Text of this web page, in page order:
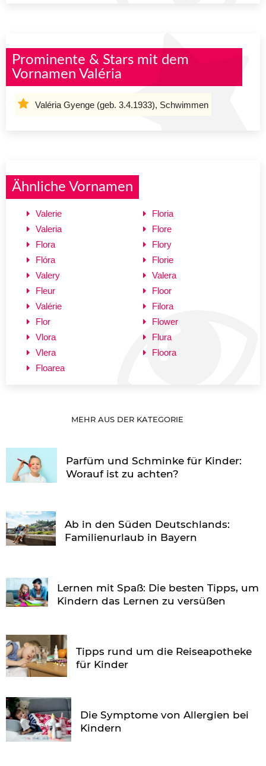
Prominente & Stars mit dem
Vornamen Valéria
Valéria Gyenge (geb. 3.4.1933), Schwimmen
Ähnliche Vornamen
Valerie
Valeria
Flora
Flóra
Valery
Fleur
Valérie
Flor
Vlora
Vlera
Floarea
Floria
Flore
Flory
Florie
Valera
Floor
Filora
Flower
Flura
Floora
MEHR AUS DER KATEGORIE
Parfüm und Schminke für Kinder:
Worauf ist zu achten?
Ab in den Süden Deutschlands:
Familienurlaub in Bayern
Lernen mit Spaß: Die besten Tipps, um
Kindern das Lernen zu versüßen
Tipps rund um die Reiseapotheke
für Kinder
Die Symptome von Allergien bei
Kindern